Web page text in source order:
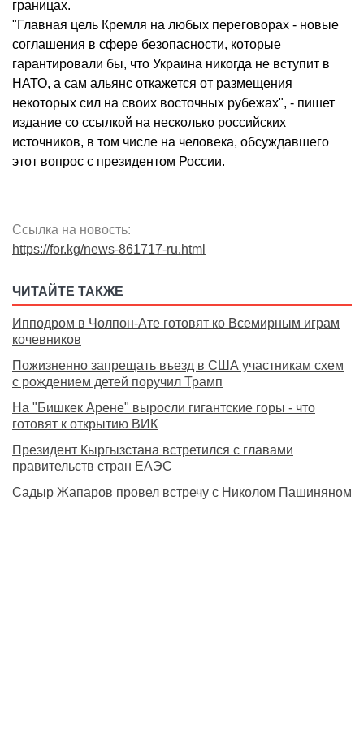
границах.
"Главная цель Кремля на любых переговорах - новые
соглашения в сфере безопасности, которые
гарантировали бы, что Украина никогда не вступит в
НАТО, а сам альянс откажется от размещения
некоторых сил на своих восточных рубежах", - пишет
издание со ссылкой на несколько российских
источников, в том числе на человека, обсуждавшего
этот вопрос с президентом России.
Ссылка на новость:
https://for.kg/news-861717-ru.html
ЧИТАЙТЕ ТАКЖЕ
Ипподром в Чолпон-Ате готовят ко Всемирным играм
кочевников
Пожизненно запрещать въезд в США участникам схем
с рождением детей поручил Трамп
На "Бишкек Арене" выросли гигантские горы - что
готовят к открытию ВИК
Президент Кыргызстана встретился с главами
правительств стран ЕАЭС
Садыр Жапаров провел встречу с Николом Пашиняном